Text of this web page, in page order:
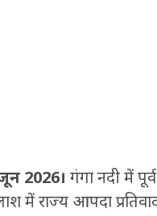
2026। गंगा नदी में
में राज्य आपदा